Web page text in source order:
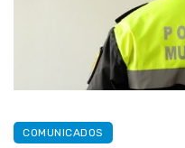
COMUNICADOS